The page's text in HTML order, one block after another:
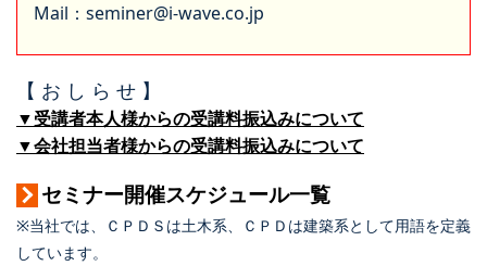
Mail：seminer@i-wave.co.jp
【 お し ら せ 】
▼受講者本人様からの受講料振込みについて
▼会社担当者様からの受講料振込みについて
セミナー開催スケジュール一覧
※当社では、ＣＰＤＳは土木系、ＣＰＤは建築系として用語を定義
しています。